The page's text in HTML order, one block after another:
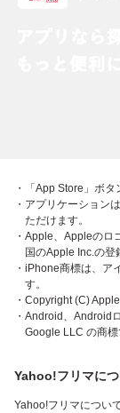
・「App Store」ボ
・アプリケーション
ただけます。
・Apple、Appleのロ
国のApple Inc.の登
・iPhone商標は、ア
す。
・Copyright (C)
・Android、Android
Google LLC の商標
Yahoo!フリマに
Yahoo!フリマについ